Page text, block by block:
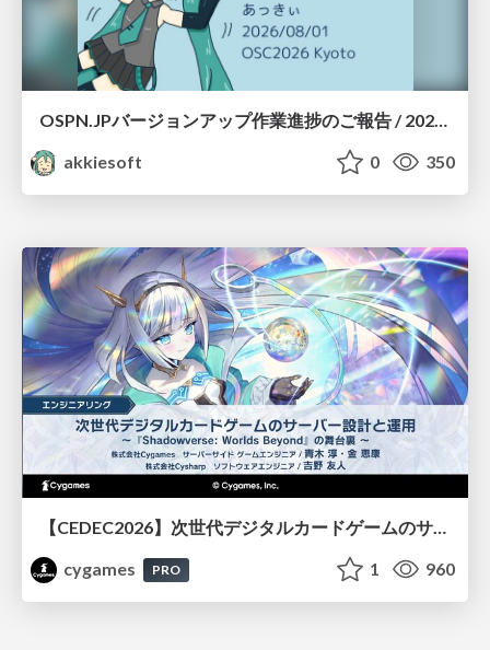
akkiesoft
0 350
【CEDEC2026】次世代デジタルカードゲームのサーバー設計と運用 〜『Shadowverse: Worlds Beyond』の舞台裏～
cygames
PRO 1 960